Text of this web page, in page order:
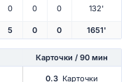
0 0 0 132'
5 0 0 1651'
Карточки / 90 мин
0.3 Карточки